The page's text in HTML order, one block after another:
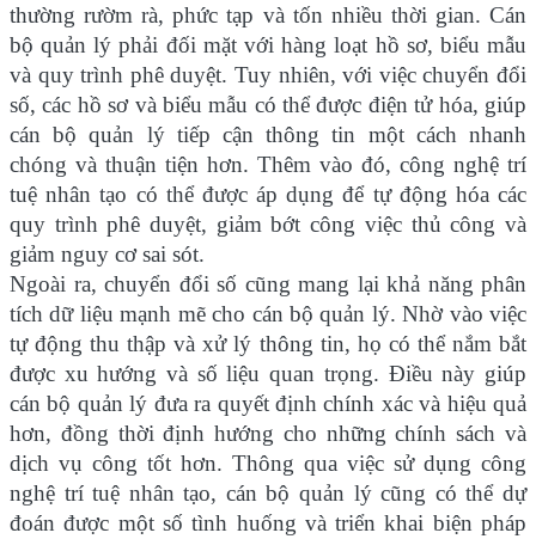
thường rườm rà, phức tạp và tốn nhiều thời gian. Cán
bộ quản lý phải đối mặt với hàng loạt hồ sơ, biểu mẫu
và quy trình phê duyệt. Tuy nhiên, với việc chuyển đổi
số, các hồ sơ và biểu mẫu có thể được điện tử hóa, giúp
cán bộ quản lý tiếp cận thông tin một cách nhanh
chóng và thuận tiện hơn. Thêm vào đó, công nghệ trí
tuệ nhân tạo có thể được áp dụng để tự động hóa các
quy trình phê duyệt, giảm bớt công việc thủ công và
giảm nguy cơ sai sót.
Ngoài ra, chuyển đổi số cũng mang lại khả năng phân
tích dữ liệu mạnh mẽ cho cán bộ quản lý. Nhờ vào việc
tự động thu thập và xử lý thông tin, họ có thể nắm bắt
được xu hướng và số liệu quan trọng. Điều này giúp
cán bộ quản lý đưa ra quyết định chính xác và hiệu quả
hơn, đồng thời định hướng cho những chính sách và
dịch vụ công tốt hơn. Thông qua việc sử dụng công
nghệ trí tuệ nhân tạo, cán bộ quản lý cũng có thể dự
đoán được một số tình huống và triển khai biện pháp